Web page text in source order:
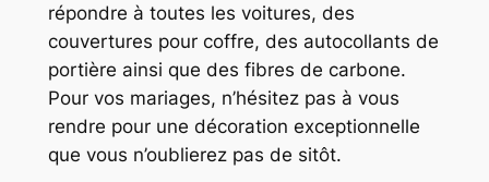
répondre à toutes les voitures, des
couvertures pour coffre, des autocollants de
portière ainsi que des fibres de carbone.
Pour vos mariages, n’hésitez pas à vous
rendre pour une décoration exceptionnelle
que vous n’oublierez pas de sitôt.